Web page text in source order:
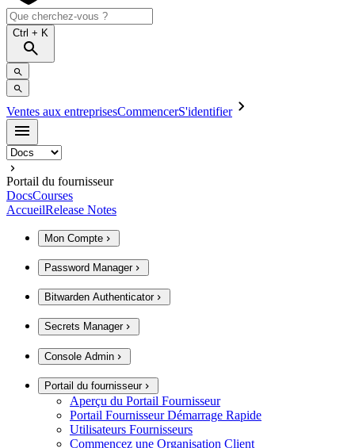
Ctrl + K
Ventes aux entreprisesCommencerS'identifier
Portail du fournisseur
DocsCourses
AccueilRelease Notes
Mon Compte
Password Manager
Bitwarden Authenticator
Secrets Manager
Console Admin
Portail du fournisseur
Aperçu du Portail Fournisseur
Portail Fournisseur Démarrage Rapide
Utilisateurs Fournisseurs
Commencez une Organisation Client